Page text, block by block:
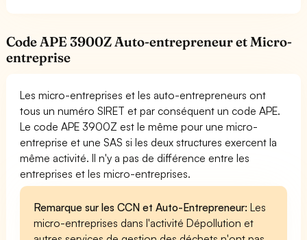
Code APE 3900Z Auto-entrepreneur et Micro-
entreprise
Les micro-entreprises et les auto-entrepreneurs ont
tous un numéro SIRET et par conséquent un code APE.
Le code APE 3900Z est le même pour une micro-
entreprise et une SAS si les deux structures exercent la
même activité. Il n'y a pas de différence entre les
entreprises et les micro-entreprises.
Remarque sur les CCN et Auto-Entrepreneur: Les
micro-entreprises dans l'activité Dépollution et